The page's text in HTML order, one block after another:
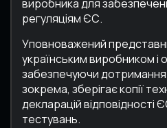
виробника для
регуляціям ЄС.
Уповноважений
українським виробником і
забезпечуючи дотримання
зокрема, зберігає копії
декларацій відповідності
тестувань.